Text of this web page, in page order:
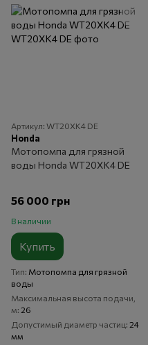
Артикул: WT20XK4 DE
Honda
Мотопомпа для грязной
воды Honda WT20XK4 DE
56 000 грн
В наличии
Купить
Тип Мотопомпа для грязной
воды
Максимальная высота подачи,
м 26
Допустимый диаметр частиц 24
мм